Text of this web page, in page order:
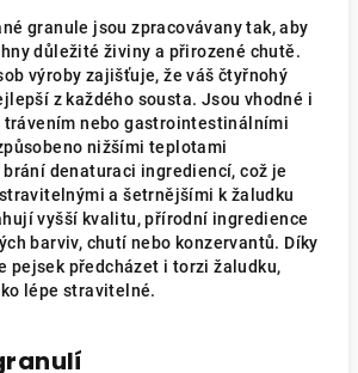
granule jsou zpracovávany tak, aby
důležité živiny a přirozené chutě.
výroby zajišťuje, že váš čtyřnohý
z každého sousta. Jsou vhodné i
trávením nebo gastrointestinálními
nižšími teplotami
denaturaci ingrediencí, což je
a šetrnějšími k žaludku
vyšší kvalitu, přírodní ingredience
barviv, chutí nebo konzervantů. Díky
pejsek předcházet i torzi žaludku,
lépe stravitelné.